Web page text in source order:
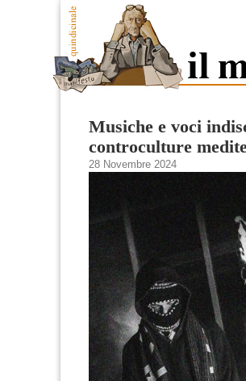
Musiche e voci
controculture
28 Novembre 2024